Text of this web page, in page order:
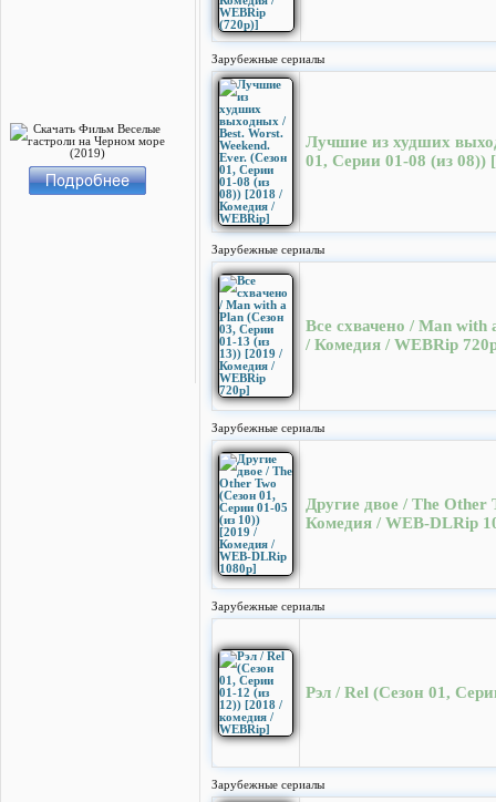
Зарубежные сериалы
Лучшие из худших
01, Серии 01-08 (из 08))
Зарубежные сериалы
Все схвачено / Man with
/ Комедия / WEBRip
Зарубежные сериалы
Другие двое / The Other
Комедия / WEB-DLRip
Зарубежные сериалы
Рэл / Rel (Сезон 01,
Зарубежные сериалы